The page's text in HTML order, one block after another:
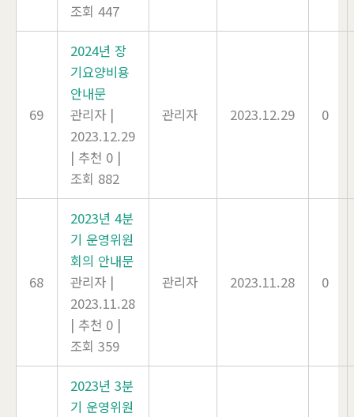
조회 447
69
2024년 장
기요양비용
안내문
관리자 |
2023.12.29
| 추천 0 |
조회 882
관리자 2023.12.29 0
68
2023년 4분
기 운영위원
회의 안내문
관리자 |
2023.11.28
| 추천 0 |
조회 359
관리자 2023.11.28 0
2023년 3분
기 운영위원